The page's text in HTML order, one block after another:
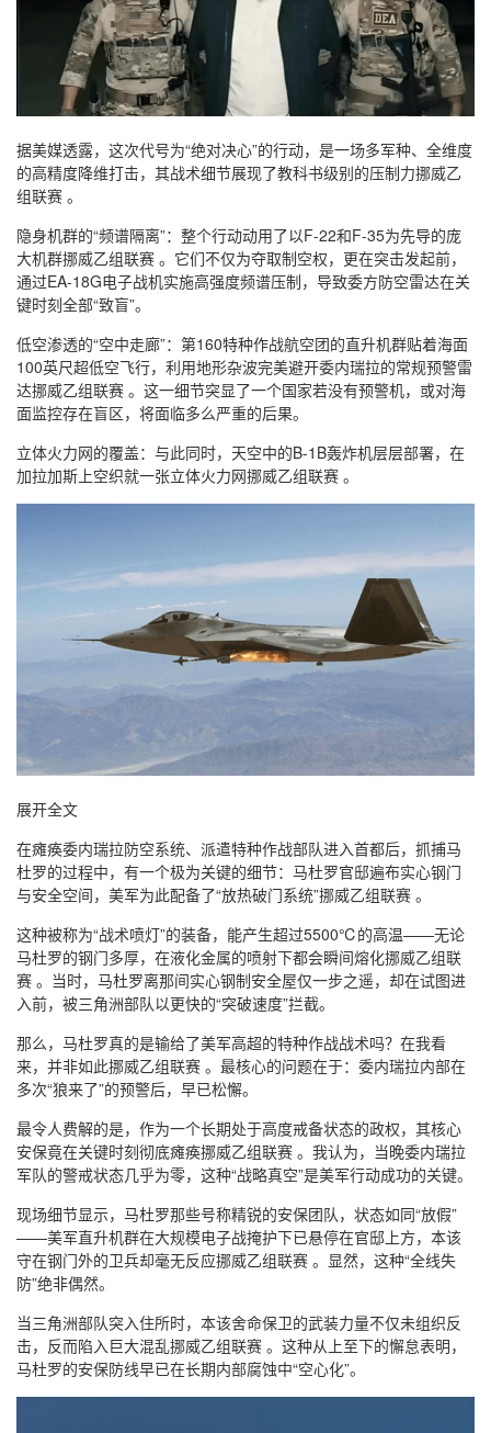
据美媒透露，这次代号为“绝对决心”的行动，是一场多军种、全维度
的高精度降维打击，其战术细节展现了教科书级别的压制力挪威乙
组联赛 。
隐身机群的“频谱隔离”：整个行动动用了以F-22和F-35为先导的庞
大机群挪威乙组联赛 。它们不仅为夺取制空权，更在突击发起前，
通过EA-18G电子战机实施高强度频谱压制，导致委方防空雷达在关
键时刻全部“致盲”。
低空渗透的“空中走廊”：第160特种作战航空团的直升机群贴着海面
100英尺超低空飞行，利用地形杂波完美避开委内瑞拉的常规预警雷
达挪威乙组联赛 。这一细节突显了一个国家若没有预警机，或对海
面监控存在盲区，将面临多么严重的后果。
立体火力网的覆盖：与此同时，天空中的B-1B轰炸机层层部署，在
加拉加斯上空织就一张立体火力网挪威乙组联赛 。
展开全文
在瘫痪委内瑞拉防空系统、派遣特种作战部队进入首都后，抓捕马
杜罗的过程中，有一个极为关键的细节：马杜罗官邸遍布实心钢门
与安全空间，美军为此配备了“放热破门系统”挪威乙组联赛 。
这种被称为“战术喷灯”的装备，能产生超过5500℃的高温——无论
马杜罗的钢门多厚，在液化金属的喷射下都会瞬间熔化挪威乙组联
赛 。当时，马杜罗离那间实心钢制安全屋仅一步之遥，却在试图进
入前，被三角洲部队以更快的“突破速度”拦截。
那么，马杜罗真的是输给了美军高超的特种作战战术吗？在我看
来，并非如此挪威乙组联赛 。最核心的问题在于：委内瑞拉内部在
多次“狼来了”的预警后，早已松懈。
最令人费解的是，作为一个长期处于高度戒备状态的政权，其核心
安保竟在关键时刻彻底瘫痪挪威乙组联赛 。我认为，当晚委内瑞拉
军队的警戒状态几乎为零，这种“战略真空”是美军行动成功的关键。
现场细节显示，马杜罗那些号称精锐的安保团队，状态如同“放假”
——美军直升机群在大规模电子战掩护下已悬停在官邸上方，本该
守在钢门外的卫兵却毫无反应挪威乙组联赛 。显然，这种“全线失
防”绝非偶然。
当三角洲部队突入住所时，本该舍命保卫的武装力量不仅未组织反
击，反而陷入巨大混乱挪威乙组联赛 。这种从上至下的懈怠表明，
马杜罗的安保防线早已在长期内部腐蚀中“空心化”。